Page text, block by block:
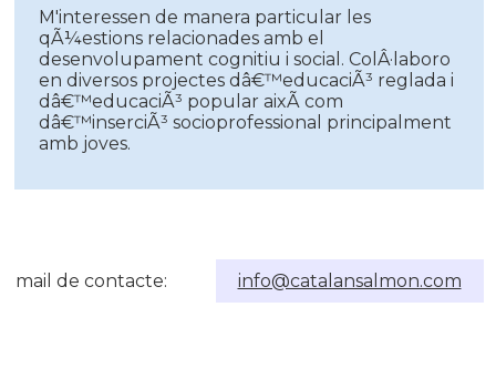
M'interessen de manera particular les
qÃ¼estions relacionades amb el
desenvolupament cognitiu i social. ColÂ·laboro
en diversos projectes dâ€™educaciÃ³ reglada i
dâ€™educaciÃ³ popular aixÃ­ com
dâ€™inserciÃ³ socioprofessional principalment
amb joves.
mail de contacte: info@catalansalmon.com